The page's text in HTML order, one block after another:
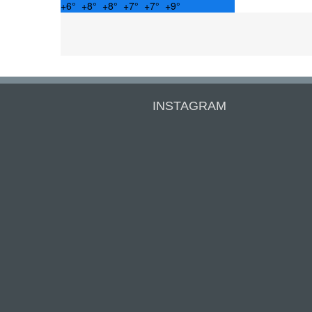
+6° +8° +8° +7° +7° +9°
INSTAGRAM